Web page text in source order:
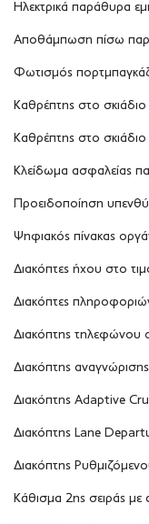
Ηλεκτρικά παράθυρα
Αποθάμπωση πίσω
Φωτισμός
Καθρέπτης στο
Καθρέπτης στο
Κλείδωμα ασφαλείας
Προειδοποίηση
Ψηφιακός πίνακας
Διακόπτες ήχου στο
Διακόπτες
Διακόπτης τηλεφώνου
Διακόπτης
Διακόπτης Adaptive
Διακόπτης Lane
Διακόπτης
Κάθισμα 2ης σειράς